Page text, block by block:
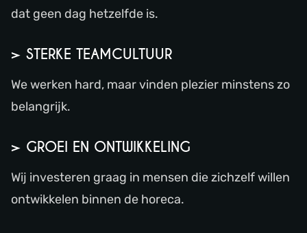
dat geen dag hetzelfde is.
> STERKE TEAMCULTUUR
We werken hard, maar vinden plezier minstens zo
belangrijk.
> GROEI EN ONTWIKKELING
Wij investeren graag in mensen die zichzelf willen
ontwikkelen binnen de horeca.